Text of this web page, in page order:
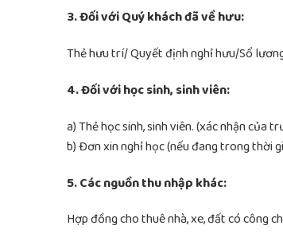
3. Đối với Quý khách đã về hưu:
Thẻ hưu trí/ Quyết định nghỉ hưu/Sổ
4. Đối với học sinh, sinh viên:
a) Thẻ học sinh, sinh viên. (xác nhận của
b) Đơn xin nghỉ học (nếu đang trong thời
5. Các nguồn thu nhập khác:
Hợp đồng cho thuê nhà, xe, đất có công